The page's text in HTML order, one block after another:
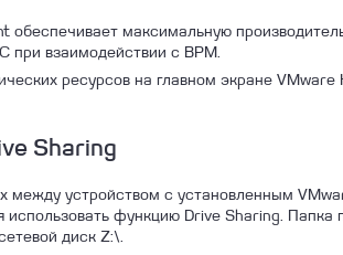
обеспечивает максимальную
при взаимодействии с ВРМ.
ресурсов на главном экране
Sharing
между устройством с установленным
функцию Drive Sharing. Папка
диск Z:\.